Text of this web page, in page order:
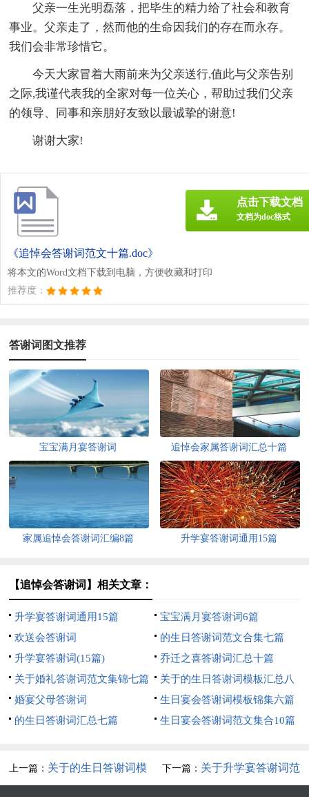
父亲一生光明磊落，把毕生的精力给了社会和教育
事业。父亲走了，然而他的生命因我们的存在而永存。
我们会非常珍惜它。
今天大家冒着大雨前来为父亲送行,值此与父亲告别
之际,我谨代表我的全家对每一位关心，帮助过我们父亲
的领导、同事和亲朋好友致以最诚挚的谢意!
谢谢大家!
《追悼会答谢词范文十篇.doc》
将本文的Word文档下载到电脑，方便收藏和打印
推荐度：
点击下载文档
文档为doc格式
答谢词图文推荐
宝宝满月宴答谢词 追悼会家属答谢词汇总十篇
家属追悼会答谢词汇编8篇 升学宴答谢词通用15篇
【追悼会答谢词】相关文章：
升学宴答谢词通用15篇
宝宝满月宴答谢词6篇
欢送会答谢词
的生日答谢词范文合集七篇
升学宴答谢词(15篇)
乔迁之喜答谢词汇总十篇
关于婚礼答谢词范文集锦七篇
关于的生日答谢词模板汇总八
篇
婚宴父母答谢词
生日宴会答谢词模板锦集六篇
的生日答谢词汇总七篇
生日宴会答谢词范文集合10篇
上一篇： 关于的生日答谢词模
下一篇： 关于升学宴答谢词范